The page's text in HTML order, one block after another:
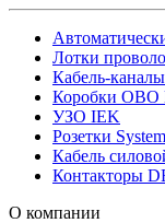
Лотки
Кабель-
Коробки OBO
УЗО IEK
Розетки
Кабель
Контакторы
О компании